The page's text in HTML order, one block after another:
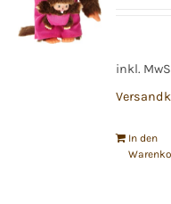
inkl.
In den